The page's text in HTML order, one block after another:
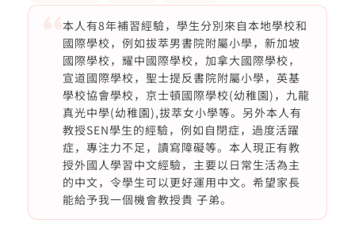
本人有8年補習經驗，學生分別來自本地學校和
國際學校，例如拔萃男書院附屬小學，新加坡
國際學校，耀中國際學校，加拿大國際學校，
宣道國際學校，聖士提反書院附屬小學，英基
學校協會學校，京士頓國際學校(幼稚園)，九龍
真光中學(幼稚園),拔萃女小學等。另外本人有
教授SEN學生的經驗，例如自閉症，過度活躍
症，專注力不足，讀寫障礙等。本人現正有教
授外國人學習中文經驗，主要以日常生活為主
的中文，令學生可以更好運用中文。希望家長
能給予我一個機會教授貴 子弟。